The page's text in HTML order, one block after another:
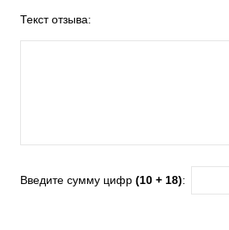
Текст отзыва:
Введите сумму цифр (10 + 18):